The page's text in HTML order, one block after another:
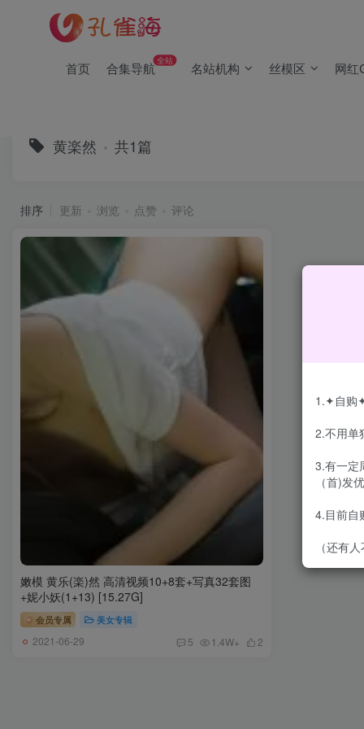
首页 合集导航全站 名站机构 丝模区 网红
(2/2)每日凌晨0点主动查失效补链(点我演示)，失效不超24小时
(1/2)永久发布，备用网址点这：kongque.org，点我（原域名失
黄楽然 共1篇
排序 更新 浏览 点赞 评论
嫩模 黄乐(楽)然 高清视频10+8套+写真32套图
+妮小妖(1+13) [15.27G]
会员专属 美女专辑
2021-06-29 5 1.4W+ 2
1.✦自购
2.不用单
3.有一定
（首)发
4.目前自
（还有